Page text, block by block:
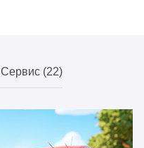
Сервис (22)